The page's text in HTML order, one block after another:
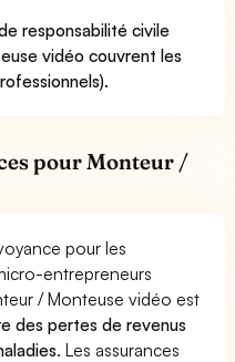
responsabilité civile
vidéo couvrent les
pour Monteur /
pour les
entrepreneurs
/ Monteuse vidéo est
des pertes de revenus
. Les assurances